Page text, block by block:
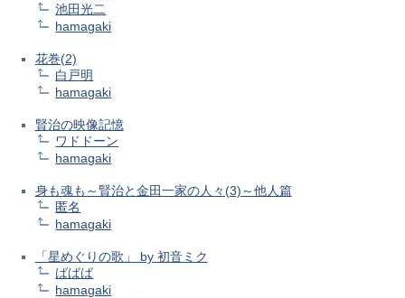
池田光二
hamagaki
花巻(2)
白戸明
hamagaki
賢治の映像記憶
ワドドーン
hamagaki
身も魂も～賢治と金田一家の人々(3)～他人篇
匿名
hamagaki
「星めぐりの歌」 by 初音ミク
ばばば
hamagaki